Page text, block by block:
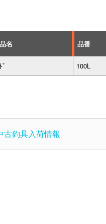
名 品番
100L
古釣具入荷情報